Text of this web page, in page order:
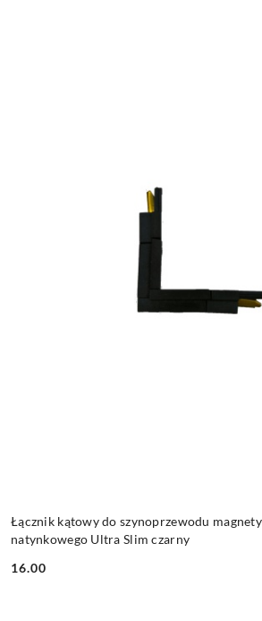
Łącznik kątowy do szynoprzewodu
natynkowego Ultra Slim czarny
Cena:
16.00